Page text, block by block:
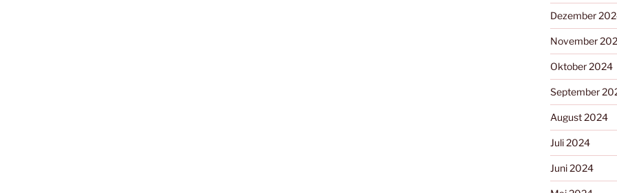
Dezember
November
Oktober 2024
September
August 2024
Juli 2024
Juni 2024